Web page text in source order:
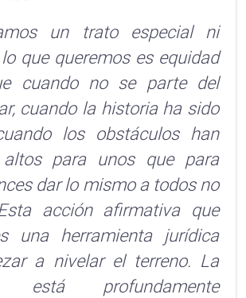
un trato especial ni
que queremos es equidad
cuando no se parte del
cuando la historia ha sido
los obstáculos han
para unos que para
dar lo mismo a todos no
acción afirmativa que
una herramienta jurídica
a nivelar el terreno. La
está profundamente